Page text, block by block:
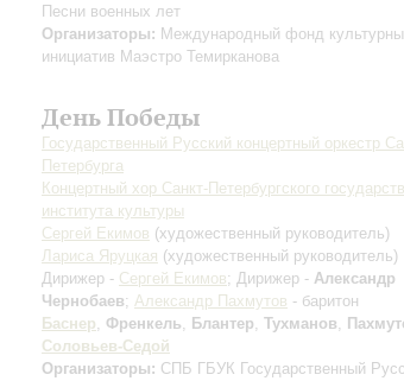
Песни военных лет
Организаторы: Международный фонд
инициатив Маэстро Темирканова
День Победы
Государственный Русский концертный оркестр
Петербурга
Концертный хор Санкт-Петербургского
института культуры
Сергей Екимов (художественный руководитель)
Лариса Яруцкая (художественный руководитель)
Дирижер - Сергей Екимов; Дирижер - Александр
Чернобаев; Александр Пахмутов - баритон
Баснер, Френкель, Блантер, Тухманов,
Соловьев-Седой
Организаторы: СПБ ГБУК Государственный